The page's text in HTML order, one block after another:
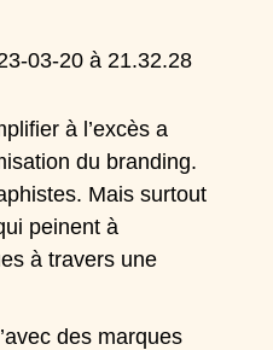
à l’excès a
du branding.
Mais surtout
peinent à
à travers une
des marques